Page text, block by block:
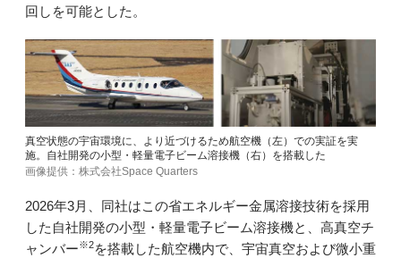
回しを可能とした。
真空状態の宇宙環境に、より近づけるため航空機（左）での実証を実
施。自社開発の小型・軽量電子ビーム溶接機（右）を搭載した
画像提供：株式会社Space Quarters
2026年3月、同社はこの省エネルギー金属溶接技術を採用
した自社開発の小型・軽量電子ビーム溶接機と、高真空チ
ャンバー※2を搭載した航空機内で、宇宙真空および微小重